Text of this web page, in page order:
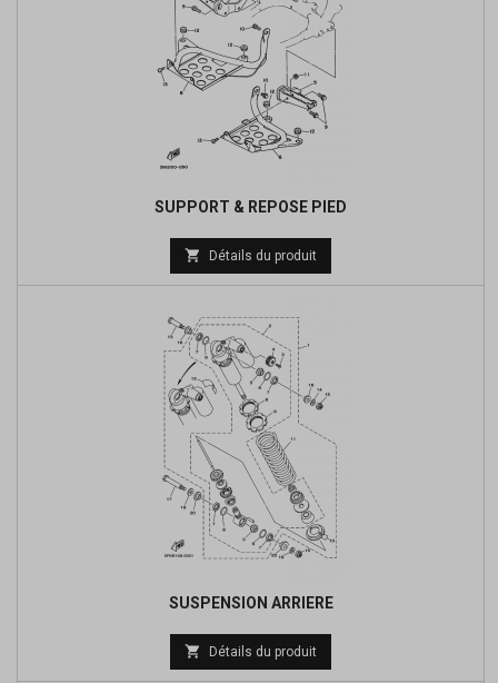
SUPPORT & REPOSE PIED
Prix
de
 Détails du produit
SUSPENSION ARRIERE
Prix
de
 Détails du produit